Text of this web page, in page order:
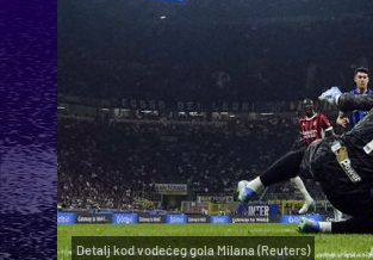
Detalj kod vodećeg gola Milana (Reuters)